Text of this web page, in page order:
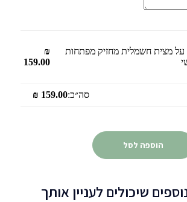
מצית חשמלית מחזיק מפתחות
₪
159.00
סה״כ: ₪ 159.00
הוספה לסל
שיכולים לעניין אותך